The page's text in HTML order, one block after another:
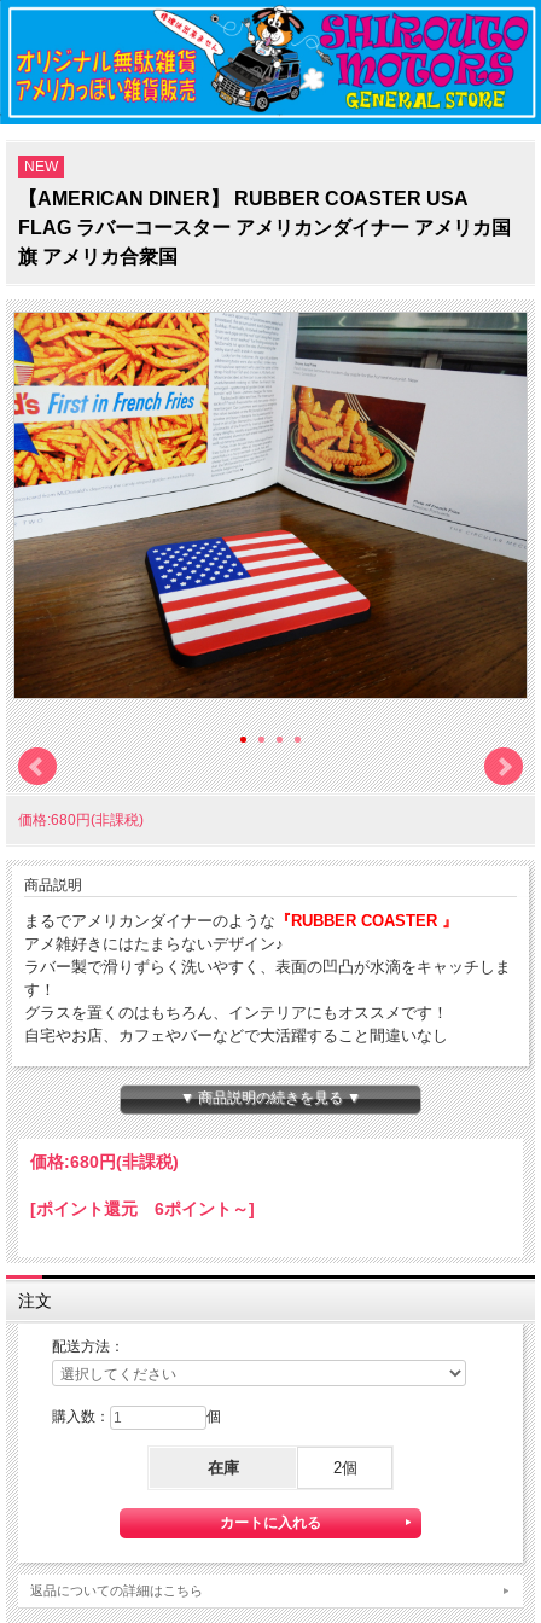
NEW
【AMERICAN DINER】 RUBBER COASTER USA
FLAG ラバーコースター アメリカンダイナー アメリカ国
旗 アメリカ合衆国
価格:680円(非課税)
商品説明
まるでアメリカンダイナーのような 『RUBBER COASTER 』
アメ雑好きにはたまらないデザイン♪
ラバー製で滑りずらく洗いやすく、表面の凹凸が水滴をキャッチしま
す！
グラスを置くのはもちろん、インテリアにもオススメです！
自宅やお店、カフェやバーなどで大活躍すること間違いなし
サイズ W90×H90ｘ厚み5mm
素材 PVC
生産地 中国
円』配送可能な商品になります。
『ゆうパケット』・『定形外郵便』は通常の宅配便と異なり直接ポス
トへ投函するお届け方法です。
宅配便のように受領印やサインのやり取りが無く、ご不在時であって
もお受け取りいただけます。
また、沖縄等の離島区域の場合でも別途送料が掛かりません。
◆配達状況の確認ができます。
わせ番号」をお知らせしますので、日本郵便のHPにて配達状況をご確
◆ゆうパケットご利用の際の注意点
ゆうパケットは通常の宅配便と異なり直接ポストへの投函となります
ので、
配送中の損失・破損・遅延、投函後の盗難等は一切補償致しかねま
▼ 商品説明の続きを見る ▼
価格:680円(非課税)
[ポイント還元 6ポイント～]
注文
配送方法：
購入数： 個
在庫 2個
返品についての詳細はこちら